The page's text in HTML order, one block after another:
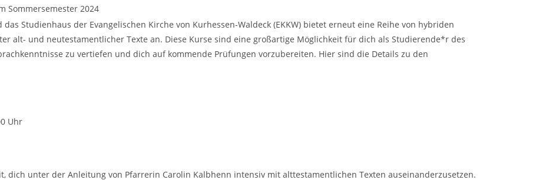
Sommersemester 2024
Studienhaus der Evangelischen Kirche von Kurhessen-Waldeck (EKKW) bietet erneut eine Reihe von hybriden
alt- und neutestamentlicher Texte an. Diese Kurse sind eine großartige Möglichkeit für dich als Studierende*r des
zu vertiefen und dich auf kommende Prüfungen vorzubereiten. Hier sind die Details zu den
Uhr
dich unter der Anleitung von Pfarrerin Carolin Kalbhenn intensiv mit alttestamentlichen Texten auseinanderzusetzen.